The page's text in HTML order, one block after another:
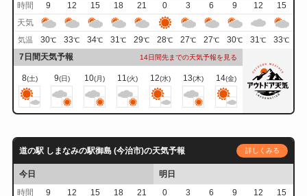
時間
9 12 15 18 21 0 3 6 9 12
15
天気
気温 30℃ 33℃ 34℃ 31℃ 29℃ 28℃ 27℃ 27℃ 30℃ 31℃ 33℃
7日間天気予報 14日間先までの天気予報を見る
8(土) 9(日) 10(月) 11(火) 12(水) 13(木) 14(金)
道の駅 しまなみの駅御島 (今治市)の天気予報 詳しくみる
今日
明日
時間
9 12 15 18 21 0 3 6 9 12
15